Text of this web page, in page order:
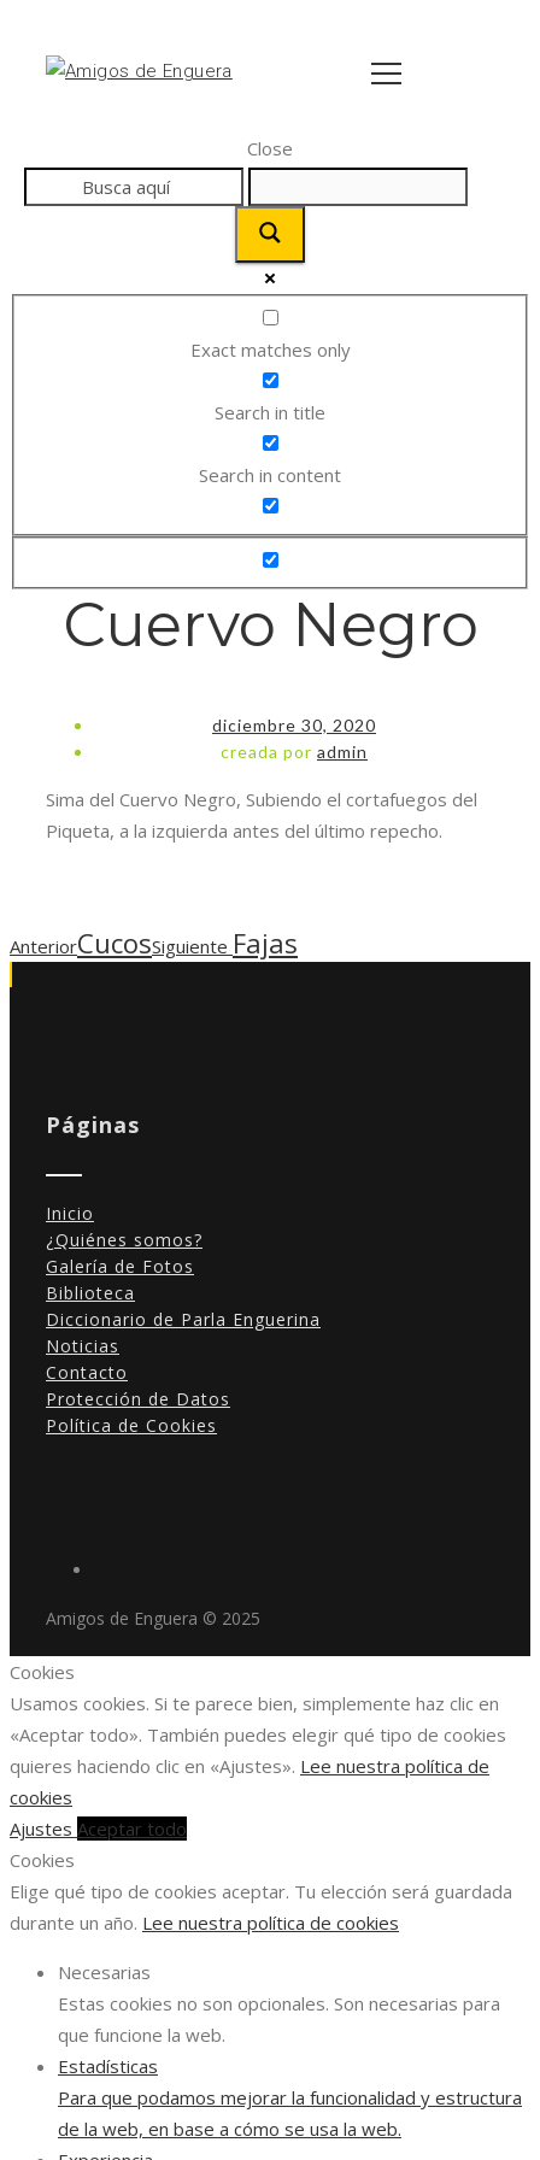
Close
Exact matches only
Search in title
Search in content
Cuervo Negro
diciembre 30, 2020
creada por admin
Sima del Cuervo Negro, Subiendo el cortafuegos del
Piqueta, a la izquierda antes del último repecho.
AnteriorCucosSiguiente Fajas
Páginas
Inicio
¿Quiénes somos?
Galería de Fotos
Biblioteca
Diccionario de Parla Enguerina
Noticias
Contacto
Protección de Datos
Política de Cookies
Amigos de Enguera © 2025
Cookies
Usamos cookies. Si te parece bien, simplemente haz clic en
«Aceptar todo». También puedes elegir qué tipo de cookies
quieres haciendo clic en «Ajustes». Lee nuestra política de
cookies
Ajustes Aceptar todo
Cookies
Elige qué tipo de cookies aceptar. Tu elección será guardada
durante un año. Lee nuestra política de cookies
Necesarias
Estas cookies no son opcionales. Son necesarias para
que funcione la web.
Estadísticas
Para que podamos mejorar la funcionalidad y estructura
de la web, en base a cómo se usa la web.